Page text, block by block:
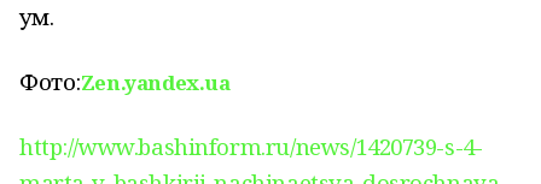
һум.
Фото:Zen.yandex.ua
http://www.bashinform.ru/news/1420739-s-4-